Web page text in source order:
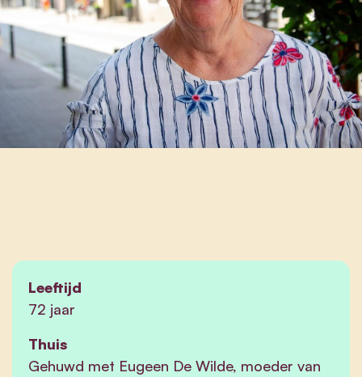
Leeftijd
72 jaar
Thuis
Gehuwd met Eugeen De Wilde, moeder van